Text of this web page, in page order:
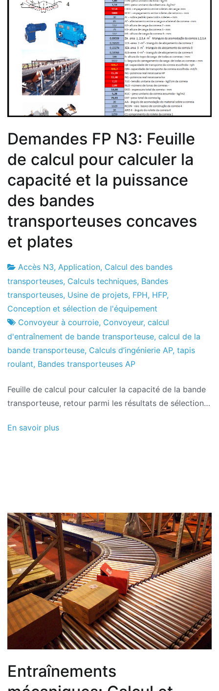
Demandes FP N3: Feuille
de calcul pour calculer la
capacité et la puissance
des bandes
transporteuses concaves
et plates
Usine
de
projets
26
le
juin
le
2024
Accès N3, Application, Calcul des bandes
transporteuses, Calculs techniques, Bandes
transporteuses, Usine de projets, FPH, HFP,
Conception et sélection de l'équipement
Convoyeur à courroie, Convoyeur, calcul
d'entraînement de bande transporteuse, calcul de la
bande transporteuse, Calculs d’ingénierie AP, tapis
roulant, Bandes transporteuses AP
Feuille de calcul pour calculer la capacité de la bande
transporteuse, retour parmi les résultats de sélection…
En savoir plus
Entraînements